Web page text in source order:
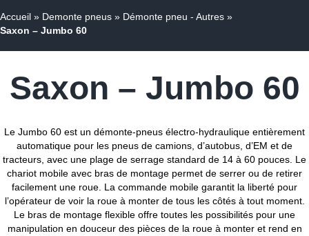
Accueil » Demonte pneus » Démonte pneu - Autres »
Saxon – Jumbo 60
Saxon – Jumbo 60
Le Jumbo 60 est un démonte-pneus électro-hydraulique entièrement
automatique pour les pneus de camions, d’autobus, d’EM et de
tracteurs, avec une plage de serrage standard de 14 à 60 pouces. Le
chariot mobile avec bras de montage permet de serrer ou de retirer
facilement une roue. La commande mobile garantit la liberté pour
l’opérateur de voir la roue à monter de tous les côtés à tout moment.
Le bras de montage flexible offre toutes les possibilités pour une
manipulation en douceur des pièces de la roue à monter et rend en